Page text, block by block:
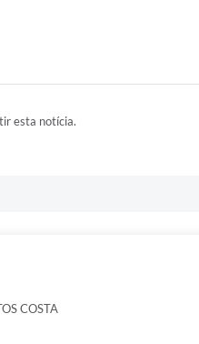
esta notícia.
COSTA